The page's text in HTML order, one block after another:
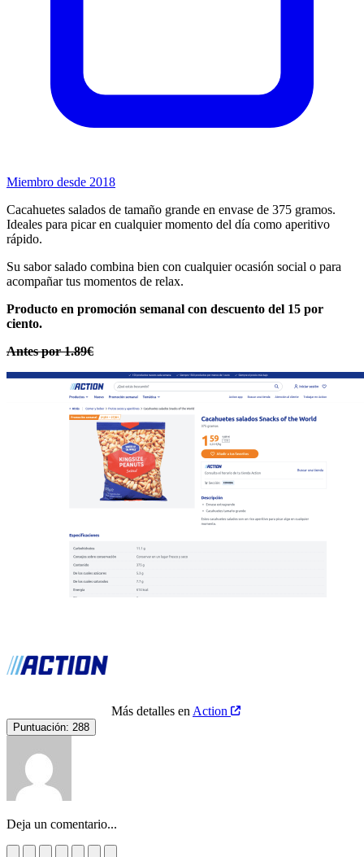
Miembro desde 2018
Cacahuetes salados de tamaño grande en envase de 375 gramos.
Ideales para picar en cualquier momento del día como aperitivo
rápido.
Su sabor salado combina bien con cualquier ocasión social o para
acompañar tus momentos de relax.
Producto en promoción semanal con descuento del 15 por
ciento.
Antes por 1.89€
Más detalles en Action
Puntuación: 288
Deja un comentario...